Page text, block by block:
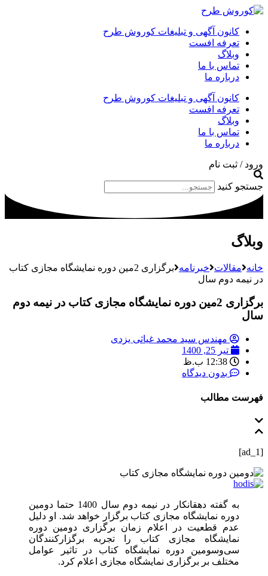
کانون آگهی و تبلیغات کوروش طرح
تعرفه افست
وبلاگ
تماس با ما
درباره ما
کانون آگهی و تبلیغات کوروش طرح
تعرفه افست
وبلاگ
تماس با ما
درباره ما
ورود / ثبت نام
جستجو کنید
وبلاگ
خانه مقالات خبرنامه
برگزاری 2مین دوره نمایشگاه مجازی کتاب
در نیمه دوم سال
برگزاری 2مین دوره نمایشگاه مجازی کتاب در نیمه دوم
سال
مهندس سید محمد غیاثی یزدی
تیر 25, 1400
12:38 ب.ظ
بدون دیدگاه
فهرست مطالب
[ad_1]
به گفته دهقانکار در نیمه دوم سال 1400 حتما دومین
دوره نمایشگاه مجازی کتاب برگزار خواهد شد. او دلیل
عدم قطعیت در اعلام زمان برگزاری دومین دوره
نمایشگاه مجازی کتاب را تجربه‌ برگزارکنندگان
سی‌وسومین دوره نمایشگاه کتاب در تاثیر عوامل
مختلف بر برگزاری نمایشگاه مجازی اعلام کرد.